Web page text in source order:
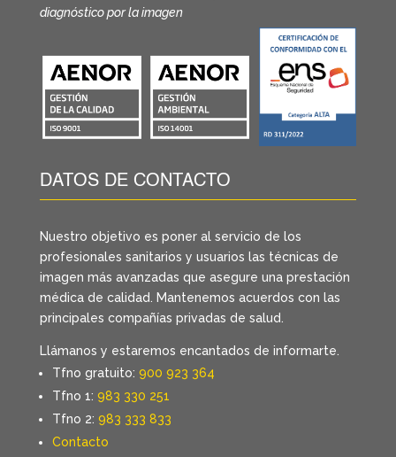
diagnóstico por la imagen
DATOS DE CONTACTO
Nuestro objetivo es poner al servicio de los
profesionales sanitarios y usuarios las técnicas de
imagen más avanzadas que asegure una prestación
médica de calidad. Mantenemos acuerdos con las
principales compañías privadas de salud.
Llámanos y estaremos encantados de informarte.
Tfno gratuito: 900 923 364
Tfno 1: 983 330 251
Tfno 2: 983 333 833
Contacto